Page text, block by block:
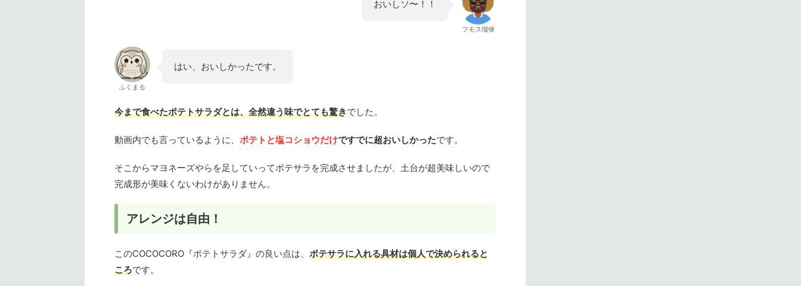
おいしソ〜！！
フモス瑠偉
ふくまる
はい、おいしかったです。
今まで食べたポテトサラダとは、全然違う味でとても驚きでした。
動画内でも言っているように、 ポテトと塩コショウだけですでに超おいしかったです。
そこからマヨネーズやらを足していってポテサラを完成させましたが、土台が超美味しいので
完成形が美味くないわけがありません。
アレンジは自由！
このCOCOCORO『ポテトサラダ』の良い点は、 ポテサラに入れる具材は個人で決められると
ころです。